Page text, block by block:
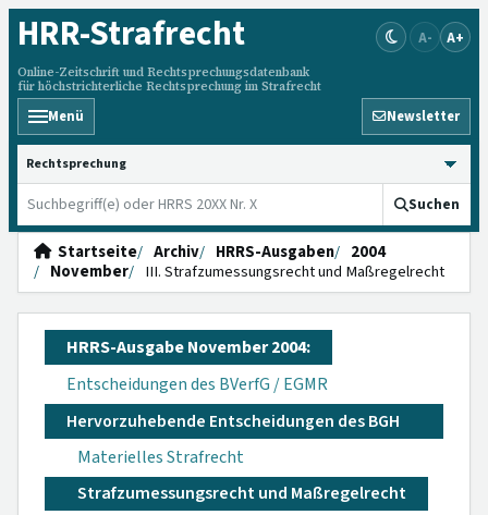
HRR-Strafrecht
Online-Zeitschrift und Rechtsprechungsdatenbank
für höchstrichterliche Rechtsprechung im Strafrecht
A- A+
Menü Newsletter
HRRS durchsuchen
Suchen
Startseite Archiv HRRS-Ausgaben
2004
November
III. Strafzumessungsrecht und Maßregelrecht
HRRS-Ausgabe November 2004:
Entscheidungen des BVerfG / EGMR
Hervorzuhebende Entscheidungen des BGH
Materielles Strafrecht
Strafzumessungsrecht und Maßregelrecht